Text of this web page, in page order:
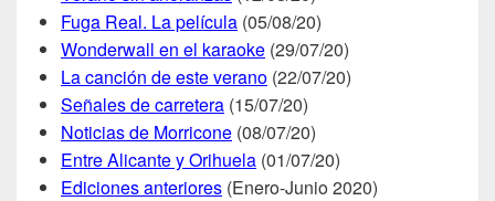
Fuga Real. La película (05/08/20)
Wonderwall en el karaoke (29/07/20)
La canción de este verano (22/07/20)
Señales de carretera (15/07/20)
Noticias de Morricone (08/07/20)
Entre Alicante y Orihuela (01/07/20)
Ediciones anteriores (Enero-Junio 2020)